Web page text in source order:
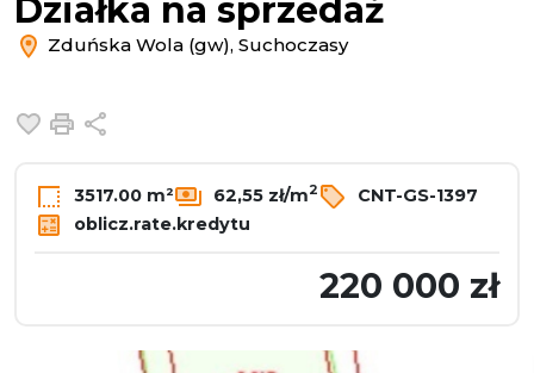
Działka na sprzedaż
Zduńska Wola (gw), Suchoczasy
Dodaj do ulubionych
Drukuj
3517.00 m² 62,55 zł/m2
CNT-GS-1397
oblicz.rate.kredytu
220 000 zł